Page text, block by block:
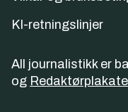
KI-retningslinjer
All journalistikk er
og